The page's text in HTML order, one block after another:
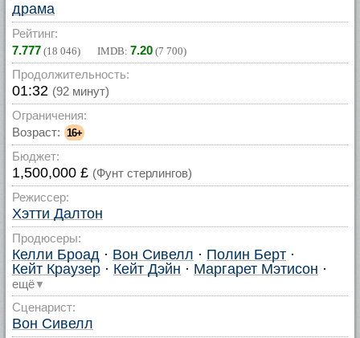
драма
Рейтинг:
7.777 (18 046) IMDB: 7.20 (7 700)
Продолжительность:
01:32 (92 минут)
Ограничения:
Возраст: 16+
Бюджет:
1,500,000 £ (Фунт стерлингов)
Режиссер:
Хэтти Далтон
Продюсеры:
Келли Броад · Вон Сивелл · Полин Берт ·
Кейт Краузер · Кейт Дэйн · Маргарет Мэтисон ·
ещё ▼
Сценарист:
Вон Сивелл